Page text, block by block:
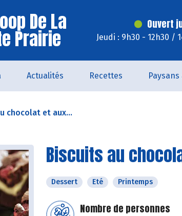
De La
Prairie
Ouvert
Jeudi : 9h30 - 12h30 /
Actualités Recettes
chocolat et aux...
Biscuits au
Dessert Eté Printemps
Nombre de personnes